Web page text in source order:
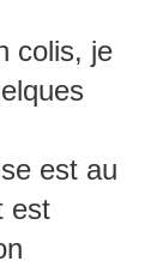
colis, je
est au
est